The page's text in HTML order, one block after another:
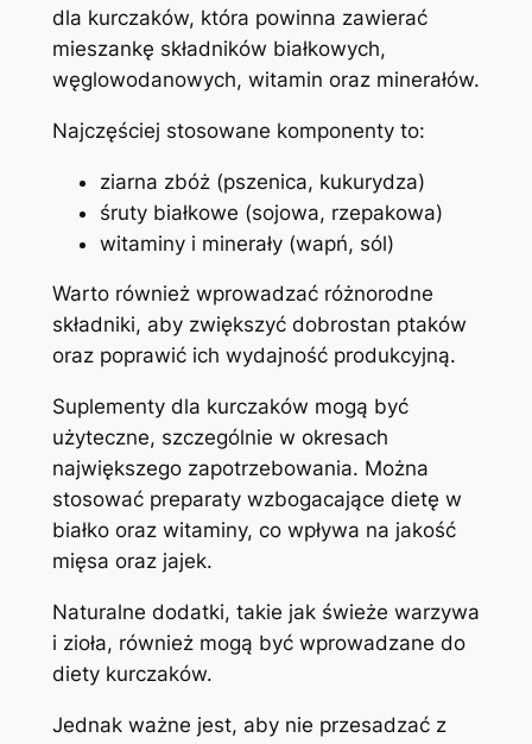
dla kurczaków, która powinna zawierać
mieszankę składników białkowych,
węglowodanowych, witamin oraz minerałów.
Najczęściej stosowane komponenty to:
ziarna zbóż (pszenica, kukurydza)
śruty białkowe (sojowa, rzepakowa)
witaminy i minerały (wapń, sól)
Warto również wprowadzać różnorodne
składniki, aby zwiększyć dobrostan ptaków
oraz poprawić ich wydajność produkcyjną.
Suplementy dla kurczaków mogą być
użyteczne, szczególnie w okresach
największego zapotrzebowania. Można
stosować preparaty wzbogacające dietę w
białko oraz witaminy, co wpływa na jakość
mięsa oraz jajek.
Naturalne dodatki, takie jak świeże warzywa
i zioła, również mogą być wprowadzane do
diety kurczaków.
Jednak ważne jest, aby nie przesadzać z